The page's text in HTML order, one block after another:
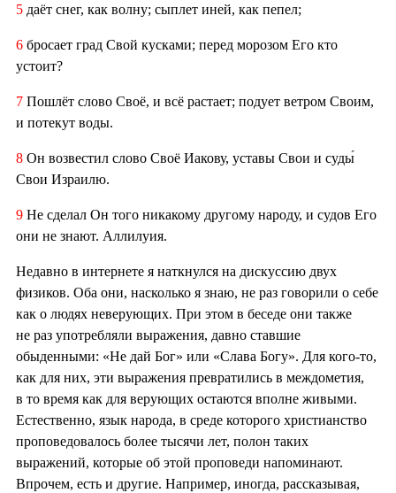
5 даёт снег, как волну; сыплет иней, как пепел;
6 бросает град Свой кусками; перед морозом Его кто
устоит?
7 Пошлёт слово Своё, и всё растает; подует ветром Своим,
и потекут воды.
8 Он возвестил слово Своё Иакову, уставы Свои и суды́
Свои Израилю.
9 Не сделал Он того никакому другому народу, и судов Его
они не знают. Аллилуия.
Недавно в интернете я наткнулся на дискуссию двух
физиков. Оба они, насколько я знаю, не раз говорили о себе
как о людях неверующих. При этом в беседе они также
не раз употребляли выражения, давно ставшие
обыденными: «Не дай Бог» или «Слава Богу». Для кого-то,
как для них, эти выражения превратились в междометия,
в то время как для верующих остаются вполне живыми.
Естественно, язык народа, в среде которого христианство
проповедовалось более тысячи лет, полон таких
выражений, которые об этой проповеди напоминают.
Впрочем, есть и другие. Например, иногда, рассказывая,